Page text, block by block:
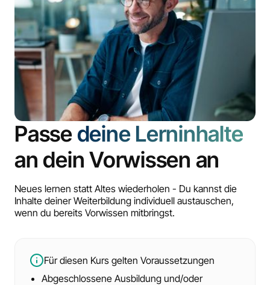
Passedeine Lerninhalte
an dein Vorwissen an
Neues lernen statt Altes wiederholen - Du kannst die
Inhalte deiner Weiterbildung individuell austauschen,
wenn du bereits Vorwissen mitbringst.
Für diesen Kurs gelten Voraussetzungen
Abgeschlossene Ausbildung und/oder